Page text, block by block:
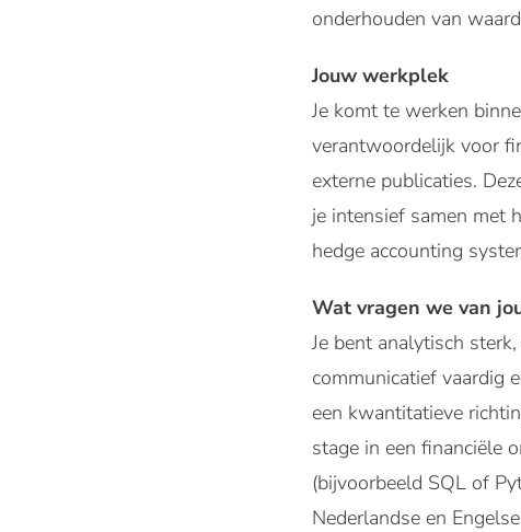
onderhouden van
Jouw werkplek
Je komt te werken
verantwoordelijk voor
externe publicaties.
je intensief samen met
hedge accounting
Wat vragen we van
Je bent analytisch
communicatief vaardig
een kwantitatieve
stage in een financiële
(bijvoorbeeld SQL of
Nederlandse en